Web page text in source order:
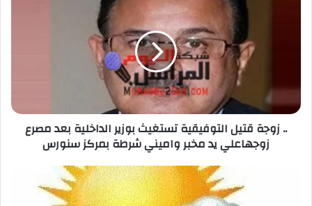
الحرس الثوري يخـ ـترق البحرين! القصة الكاملة
لأكبر اختـ ـراق إيراني لمملكة البحرين؟
.. زوجة قتيل التوفيقية تستغيث بوزير الداخلية بعد مصرع
زوجهاعلي يد مخبر واميني شرطة بمركز سنورس